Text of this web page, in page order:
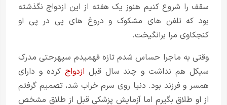
سقف را شروع کنیم هنوز یک هفته از این ازدواج نگذشته
بود که تلفن های مشکوک و دروغ های پی در پی او
کنجکاوی مرا برانگیخت.
وقتی به ماجرا حساس شدم تازه فهمیدم سپهرحتی مدرک
سیکل هم نداشت و چند سال قبل ازدواج کرده و دارای
همسر و فرزند بود. دنیا روی سرم خراب شد، تصمیم گرفتم
از او طلاق بگیرم اما آزمایش پزشکی قبل از طلاق مشخص